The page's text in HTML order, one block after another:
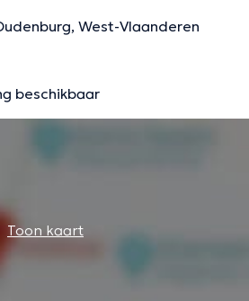
West-Vlaanderen
beschikbaar
Toon kaart